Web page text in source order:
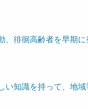
、徘徊高齢者を早期に
い知識を持って、地域